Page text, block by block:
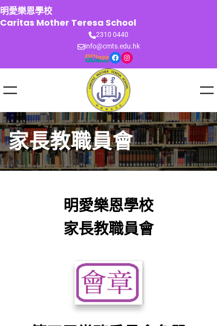
跳
至
主
明愛樂恩學校
Caritas Mother Teresa School
2310 0440
info@cmts.edu.hk
Facebook Instagram
家長教職員會
明愛樂恩學校
家長教職員會